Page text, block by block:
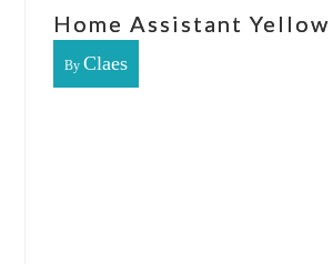
Home Assistant
By Claes